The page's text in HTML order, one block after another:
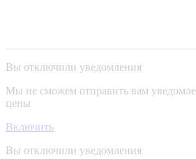
Вы отключили уведомления
Мы не сможем отправить вам
цены
Включить
Вы отключили уведомления